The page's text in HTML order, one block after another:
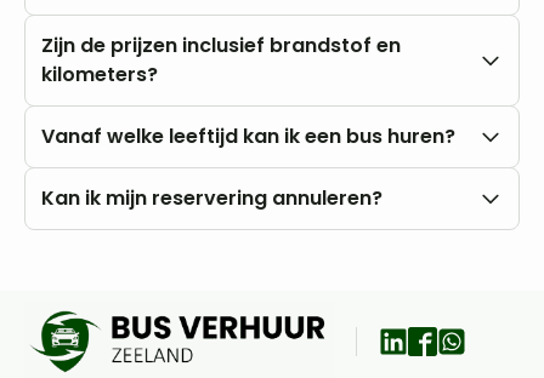
Nee, u rijdt altijd met onbeperkte kilometers.
Zijn de prijzen inclusief brandstof en
kilometers?
Onze prijzen zijn altijd inclusief btw en
eigen rekening.
Vanaf welke leeftijd kan ik een bus huren?
U kunt al vanaf 18 jaar bij ons huren, mits u in het
Kan ik mijn reservering annuleren?
ons te bespreken.